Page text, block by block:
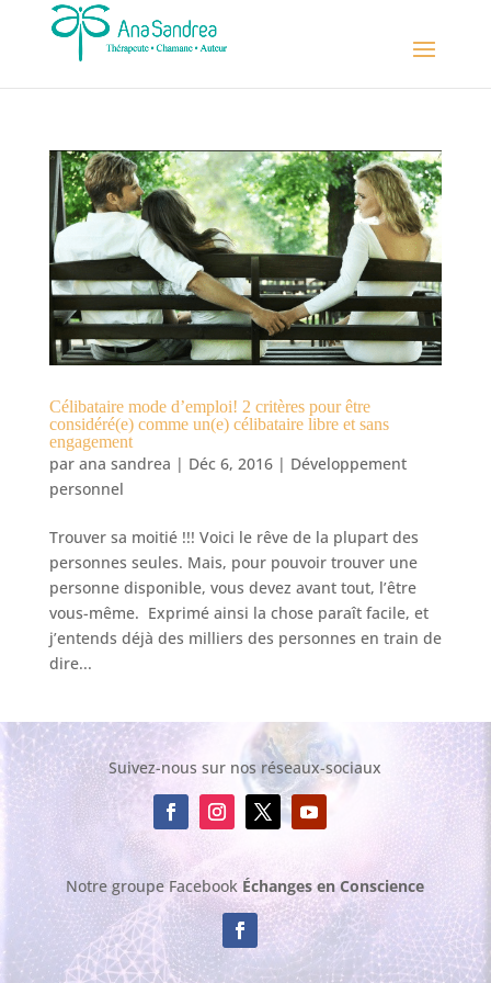
Célibataire mode d’emploi! 2 critères pour être
considéré(e) comme un(e) célibataire libre et sans
engagement
par ana sandrea | Déc 6, 2016| Développement
personnel
Trouver sa moitié !!! Voici le rêve de la plupart des
personnes seules. Mais, pour pouvoir trouver une
personne disponible, vous devez avant tout, l’être
vous-même. Exprimé ainsi la chose paraît facile, et
j’entends déjà des milliers des personnes en train de
dire...
Suivez-nous sur nos réseaux-sociaux
Notre groupe Facebook Échanges en Conscience